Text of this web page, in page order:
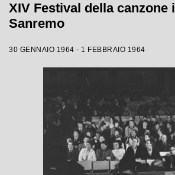
XIV Festival della canzone
Sanremo
30 GENNAIO 1964 - 1 FEBBRAIO 1964